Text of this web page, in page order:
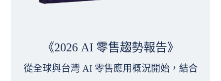
《2026 AI 零售趨勢報告》
從全球與台灣 AI 零售應用概況開始，結合